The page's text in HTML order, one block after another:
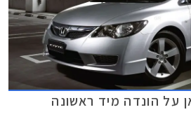
על הונדה מיד ראשונה